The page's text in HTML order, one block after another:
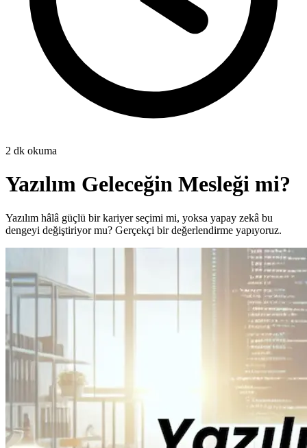
2 dk okuma
Yazılım Geleceğin Mesleği mi?
Yazılım hâlâ güçlü bir kariyer seçimi mi, yoksa yapay zekâ bu
dengeyi değiştiriyor mu? Gerçekçi bir değerlendirme yapıyoruz.